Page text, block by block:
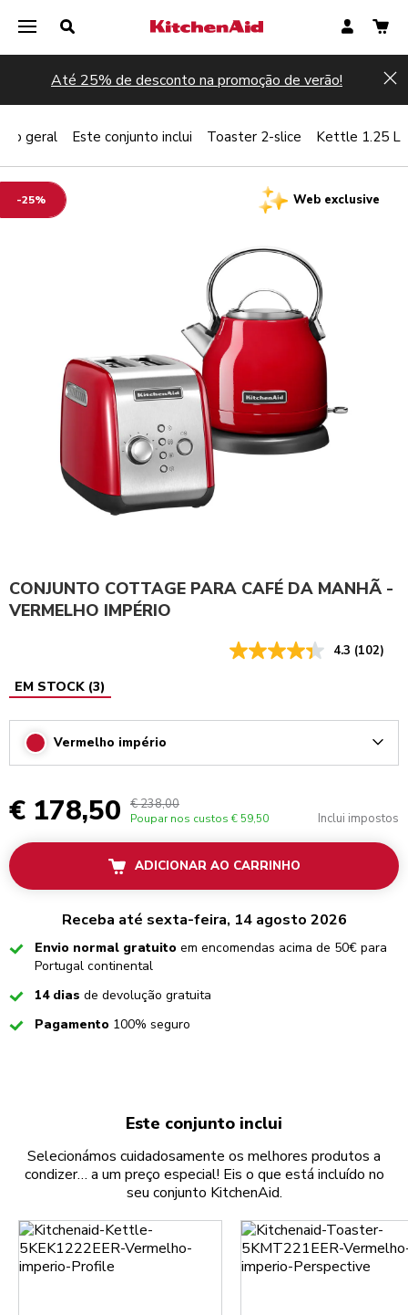
Até 25% de desconto na promoção de verão!
-25% Web exclusive
CONJUNTO COTTAGE PARA CAFÉ DA MANHÃ -
VERMELHO IMPÉRIO
4.3 (102)
EM STOCK (3)
Vermelho império
€ 178,50 € 238,00
Poupar nos custos € 59,50 Inclui impostos
ADICIONAR AO CARRINHO
Receba até sexta-feira, 14 agosto 2026
CheckedEnvio normal gratuito em encomendas acima de 50€ para
Portugal continental
Checked
14 dias de devolução gratuita
CheckedPagamento 100% seguro
geral Este conjunto inclui Toaster 2-slice Kettle 1.25 L
Este conjunto inclui
Selecionámos cuidadosamente os melhores produtos a
condizer… a um preço especial! Eis o que está incluído no
seu conjunto KitchenAid.